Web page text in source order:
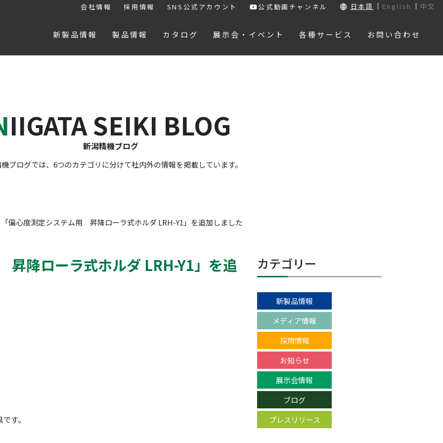
会社情報 採用情報 SNS公式アカウント 公式動画チャンネル 日本語 English 中文
新製品情報 製品情報 カタログ 展示会・イベント 各種サービス お問い合わせ
NIIGATA SEIKI BLOG
新潟精機ブログ
ブログでは、6つのカテゴリに分けて社内外の情報を掲載しています。
「偏心度測定システム用 昇降ローラ式ホルダ LRH-Y1」を追加しました
降ローラ式ホルダ LRH-Y1」を追
す。
カテゴリー
新製品情報
メディア情報
採用情報
お知らせ
展示会情報
ブログ
プレスリリース